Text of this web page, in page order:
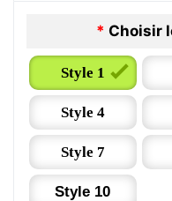
* Choisir
Style 1
Style 4
Style 7
Style 10